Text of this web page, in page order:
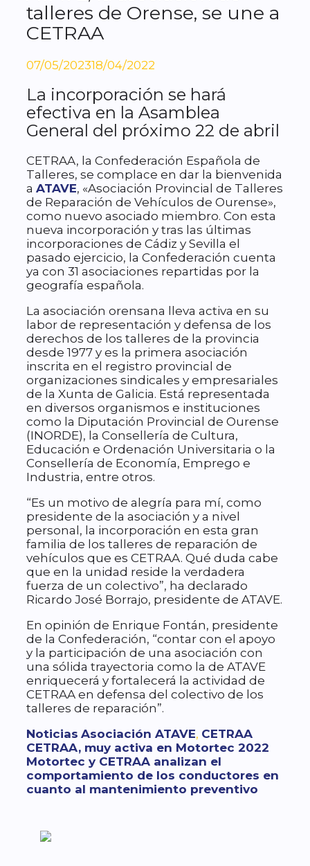
talleres de Orense, se une a
CETRAA
07/05/202318/04/2022
La incorporación se hará
efectiva en la Asamblea
General del próximo 22 de abril
CETRAA, la Confederación Española de
Talleres, se complace en dar la bienvenida
a ATAVE, «Asociación Provincial de Talleres
de Reparación de Vehículos de Ourense»,
como nuevo asociado miembro. Con esta
nueva incorporación y tras las últimas
incorporaciones de Cádiz y Sevilla el
pasado ejercicio, la Confederación cuenta
ya con 31 asociaciones repartidas por la
geografía española.
La asociación orensana lleva activa en su
labor de representación y defensa de los
derechos de los talleres de la provincia
desde 1977 y es la primera asociación
inscrita en el registro provincial de
organizaciones sindicales y empresariales
de la Xunta de Galicia. Está representada
en diversos organismos e instituciones
como la Diputación Provincial de Ourense
(INORDE), la Consellería de Cultura,
Educación e Ordenación Universitaria o la
Consellería de Economía, Emprego e
Industria, entre otros.
“Es un motivo de alegría para mí, como
presidente de la asociación y a nivel
personal, la incorporación en esta gran
familia de los talleres de reparación de
vehículos que es CETRAA. Qué duda cabe
que en la unidad reside la verdadera
fuerza de un colectivo”, ha declarado
Ricardo José Borrajo, presidente de ATAVE.
En opinión de Enrique Fontán, presidente
de la Confederación, “contar con el apoyo
y la participación de una asociación con
una sólida trayectoria como la de ATAVE
enriquecerá y fortalecerá la actividad de
CETRAA en defensa del colectivo de los
talleres de reparación”.
Categorías
Noticias Etiquetas
Asociación ATAVE, CETRAA
CETRAA, muy activa en Motortec 2022
Motortec y CETRAA analizan el
comportamiento de los conductores en
cuanto al mantenimiento preventivo